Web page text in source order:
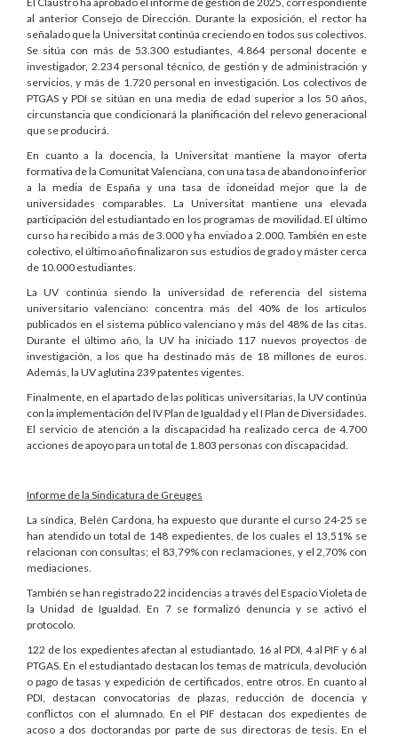
al anterior Consejo de Dirección. Durante la exposición, el rector ha
señalado que la Universitat continúa creciendo en todos sus colectivos.
Se sitúa con más de 53.300 estudiantes, 4.864 personal docente e
investigador, 2.234 personal técnico, de gestión y de administración y
servicios, y más de 1.720 personal en investigación. Los colectivos de
PTGAS y PDI se sitúan en una media de edad superior a los 50 años,
circunstancia que condicionará la planificación del relevo generacional
que se producirá.
En cuanto a la docencia, la Universitat mantiene la mayor oferta
formativa de la Comunitat Valenciana, con una tasa de abandono inferior
a la media de España y una tasa de idoneidad mejor que la de
universidades comparables. La Universitat mantiene una elevada
participación del estudiantado en los programas de movilidad. El último
curso ha recibido a más de 3.000 y ha enviado a 2.000. También en este
colectivo, el último año finalizaron sus estudios de grado y máster cerca
de 10.000 estudiantes.
La UV continúa siendo la universidad de referencia del sistema
universitario valenciano: concentra más del 40% de los artículos
publicados en el sistema público valenciano y más del 48% de las citas.
Durante el último año, la UV ha iniciado 117 nuevos proyectos de
investigación, a los que ha destinado más de 18 millones de euros.
Además, la UV aglutina 239 patentes vigentes.
Finalmente, en el apartado de las políticas universitarias, la UV continúa
con la implementación del IV Plan de Igualdad y el I Plan de Diversidades.
El servicio de atención a la discapacidad ha realizado cerca de 4.700
acciones de apoyo para un total de 1.803 personas con discapacidad.
Informe de la Sindicatura de Greuges
La síndica, Belén Cardona, ha expuesto que durante el curso 24-25 se
han atendido un total de 148 expedientes, de los cuales el 13,51% se
relacionan con consultas; el 83,79% con reclamaciones, y el 2,70% con
mediaciones.
También se han registrado 22 incidencias a través del Espacio Violeta de
la Unidad de Igualdad. En 7 se formalizó denuncia y se activó el
protocolo.
122 de los expedientes afectan al estudiantado, 16 al PDI, 4 al PIF y 6 al
PTGAS. En el estudiantado destacan los temas de matrícula, devolución
o pago de tasas y expedición de certificados, entre otros. En cuanto al
PDI, destacan convocatorias de plazas, reducción de docencia y
conflictos con el alumnado. En el PIF destacan dos expedientes de
acoso a dos doctorandas por parte de sus directoras de tesis. En el